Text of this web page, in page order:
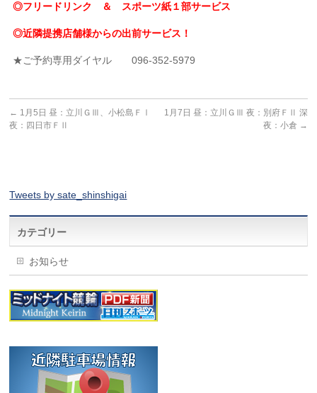
◎フリードリンク ＆ スポーツ紙１部サービス
◎近隣提携店舗様からの出前サービス！
★ご予約専用ダイヤル 096-352-5979
← 1月5日 昼：立川ＧⅢ、小松島ＦⅠ
夜：四日市ＦⅡ
1月7日 昼：立川ＧⅢ 夜：別府ＦⅡ 深
夜：小倉 →
Tweets by sate_shinshigai
カテゴリー
お知らせ